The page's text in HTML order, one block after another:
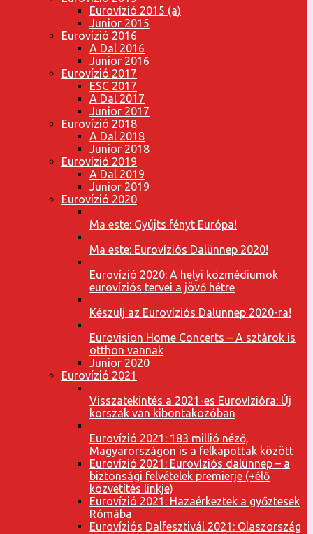
Eurovízió 2015 (a)
Junior 2015
Eurovízió 2016
A Dal 2016
Junior 2016
Eurovízió 2017
ESC 2017
A Dal 2017
Junior 2017
Eurovízió 2018
A Dal 2018
Junior 2018
Eurovízió 2019
A Dal 2019
Junior 2019
Eurovízió 2020
Ma este: Gyújts fényt Európa!
Ma este: Eurovíziós Dalünnep 2020!
Eurovízió 2020: A helyi közmédiumok
eurovíziós tervei a jövő hétre
Készülj az Eurovíziós Dalünnep 2020-ra!
Eurovision Home Concerts – A sztárok is
otthon vannak
Junior 2020
Eurovízió 2021
Visszatekintés a 2021-es Eurovízióra: Új
korszak van kibontakozóban
Eurovízió 2021: 183 millió néző,
Magyarországon is a felkapottak között
Eurovízió 2021: Eurovíziós dalünnep – a
biztonsági felvételek premierje (+élő
közvetítés linkje)
Eurovízió 2021: Hazaérkeztek a győztesek
Rómába
Eurovíziós Dalfesztivál 2021: Olaszország